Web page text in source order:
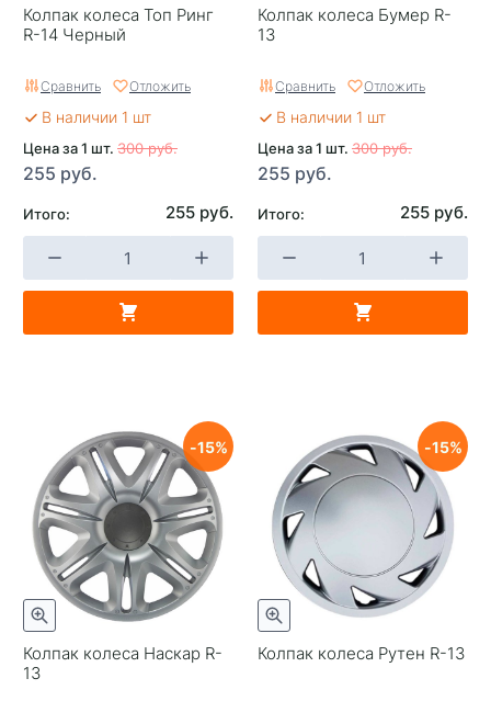
Колпак колеса Топ Ринг
R-14 Черный
Сравнить Отложить
В наличии 1 шт
Цена за 1 шт. 300 руб.
255 руб.
Итого: 255 руб.
Колпак колеса Бумер R-
13
Сравнить Отложить
В наличии 1 шт
Цена за 1 шт. 300 руб.
255 руб.
Итого: 255 руб.
Колпак колеса Наскар R-
13
15
Колпак колеса Рутен R-13
15